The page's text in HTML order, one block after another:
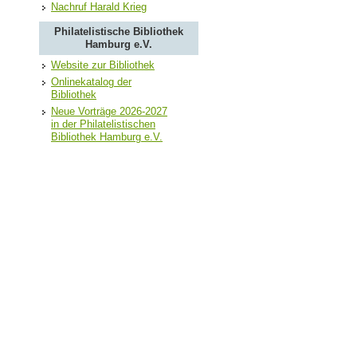
Nachruf Harald Krieg
Philatelistische Bibliothek
Hamburg e.V.
Website zur Bibliothek
Onlinekatalog der
Bibliothek
Neue Vorträge 2026-2027
in der Philatelistischen
Bibliothek Hamburg e.V.